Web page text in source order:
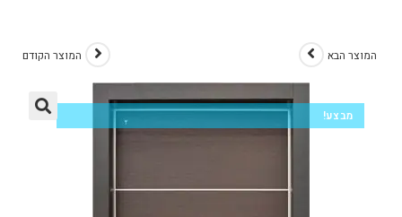
מבצע!
המוצר הקודם המוצר הבא